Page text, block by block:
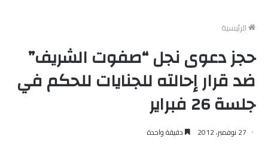
الرئيسية
حجز دعوى نجل “صفوت الشريف”
ضد قرار إحالته للجنايات للحكم في
جلسة 26 فبراير
27 نوفمبر، 2012 دقيقة واحدة